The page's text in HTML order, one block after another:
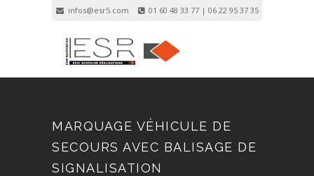
infos@esr5.com 01 60 48 33 77 | 06 22 95 37 35
MARQUAGE VÉHICULE DE
SECOURS AVEC BALISAGE DE
SIGNALISATION